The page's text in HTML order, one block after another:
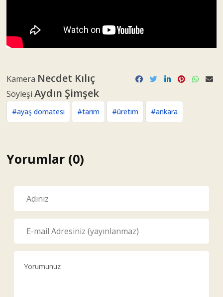
Kamera Necdet Kılıç
Söyleşi Aydın Şimşek
#ayaş domatesi #tarım #üretim #ankara
Yorumlar (0)